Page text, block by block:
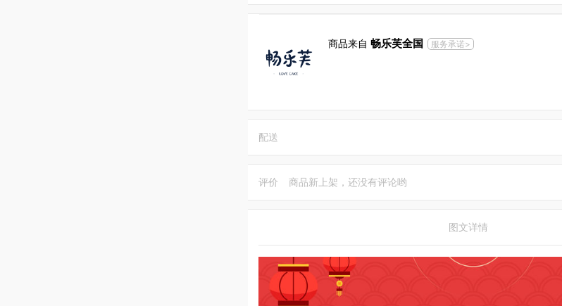
商品来自 畅乐芙全国 服务承诺>
配送
评价 商品新上架，还没有评论哟
图文详情